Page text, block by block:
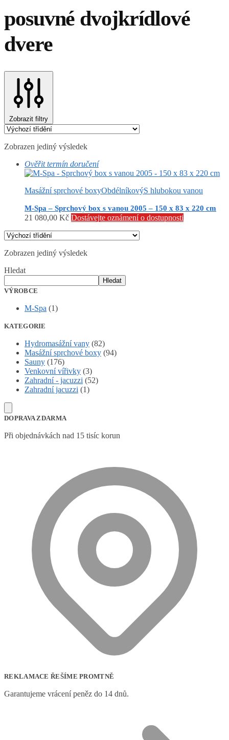
posuvné dvojkrídlové
dvere
Zobrazit filtry
Zobrazen jediný výsledek
Ověřit termín doručení
Masážní sprchové boxyObdélníkovýS hlubokou vanou
M-Spa – Sprchový box s vanou 2005 – 150 x 83 x 220 cm
21 080,00 Kč Dostávejte oznámení o dostupnosti
Zobrazen jediný výsledek
Hledat
Hledat
VÝROBCE
M-Spa (1)
KATEGORIE
Hydromasážní vany (82)
Masážní sprchové boxy (94)
Sauny (176)
Venkovní vířivky (3)
Zahradní - jacuzzi (52)
Zahradní jacuzzi (1)
DOPRAVA ZDARMA
Při objednávkách nad 15 tisíc korun
REKLAMACE ŘEŠÍME PROMTNĚ
Garantujeme vrácení peněz do 14 dnů.